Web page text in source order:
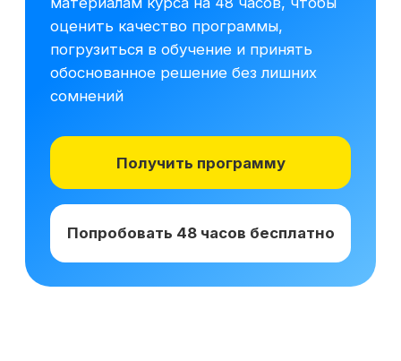
Получай подарки от партнеров
при покупке курса